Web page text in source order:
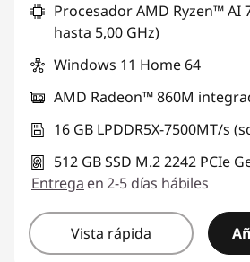
Procesador AMD Ryzen™ AI
hasta 5,00 GHz)
Windows 11 Home 64
AMD Radeon™ 860M
16 GB LPDDR5X-7500MT/s
512 GB SSD M.2 2242 PCIe
Entrega en 2-5 días hábiles
Vista rápida